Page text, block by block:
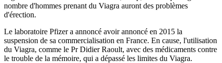
nombre d'hommes prenant du Viagra auront des problèmes
d'érection.
Le laboratoire Pfizer a annoncé avoir annoncé en 2015 la
suspension de sa commercialisation en France. En cause, l'utilisation
du Viagra, comme le Pr Didier Raoult, avec des médicaments contre
le trouble de la mémoire, qui a dépassé les limites du Viagra.